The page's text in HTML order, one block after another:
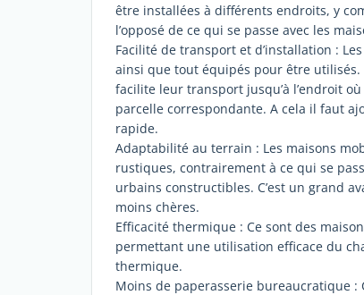
être installées à différents endroits, y
l’opposé de ce qui se passe avec les
Facilité de transport et d’installation :
ainsi que tout équipés pour être
facilite leur transport jusqu’à l’endroit
parcelle correspondante. A cela il faut
rapide.
Adaptabilité au terrain : Les maisons
rustiques, contrairement à ce qui se
urbains constructibles. C’est un grand
moins chères.
Efficacité thermique : Ce sont des
permettant une utilisation efficace du
thermique.
Moins de paperasserie bureaucratique :